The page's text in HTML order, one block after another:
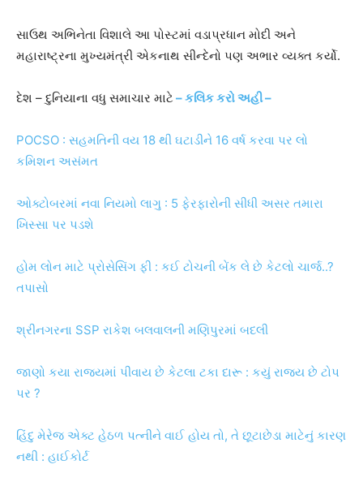
સાઉથ અભિનેતા વિશાલે આ પોસ્ટમાં વડાપ્રધાન મોદી અને
મહારાષ્ટ્રના મુખ્યમંત્રી એકનાથ સીન્દેનો પણ અભાર વ્યક્ત કર્યો.
દેશ – દુનિયાના વધુ સમાચાર માટે – કલિક કરો અહી –
POCSO : સહમતિની વય 18 થી ઘટાડીને 16 વર્ષ કરવા પર લો
કમિશન અસંમત
ઓક્ટોબરમાં નવા નિયમો લાગુ : 5 ફેરફારોની સીધી અસર તમારા
ખિસ્સા પર પડશે
હોમ લોન માટે પ્રોસેસિંગ ફી : કઈ ટોચની બેંક લે છે કેટલો ચાર્જ..?
તપાસો
શ્રીનગરના SSP રાકેશ બલવાલની મણિપુરમાં બદલી
જાણો કયા રાજ્યમાં પીવાય છે કેટલા ટકા દારૂ : કયું રાજ્ય છે ટોપ
પર ?
હિંદુ મેરેજ એક્ટ હેઠળ પત્નીને વાઈ હોય તો, તે છૂટાછેડા માટેનું કારણ
નથી : હાઈકોર્ટ